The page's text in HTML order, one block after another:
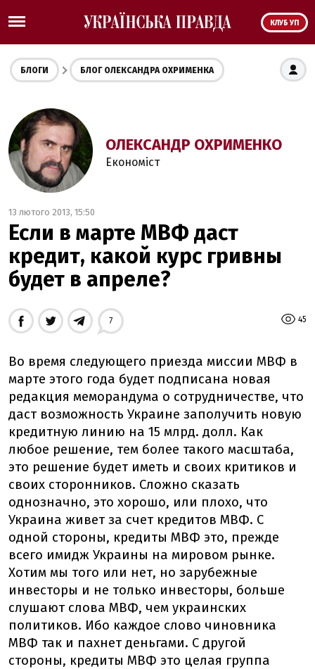
КЛУБ УП
БЛОГИ БЛОГ ОЛЕКСАНДРА ОХРИМЕНКА
ОЛЕКСАНДР ОХРИМЕНКО
Економіст
13 лютого 2013, 15:50
Если в марте МВФ даст
кредит, какой курс гривны
будет в апреле?
45
7
Во время следующего приезда миссии МВФ в
марте этого года будет подписана новая
редакция меморандума о сотрудничестве, что
даст возможность Украине заполучить новую
кредитную линию на 15 млрд. долл. Как
любое решение, тем более такого масштаба,
это решение будет иметь и своих критиков и
своих сторонников. Сложно сказать
однозначно, это хорошо, или плохо, что
Украина живет за счет кредитов МВФ. С
одной стороны, кредиты МВФ это, прежде
всего имидж Украины на мировом рынке.
Хотим мы того или нет, но зарубежные
инвесторы и не только инвесторы, больше
слушают слова МВФ, чем украинских
политиков. Ибо каждое слово чиновника
МВФ так и пахнет деньгами. С другой
стороны, кредиты МВФ это целая группа